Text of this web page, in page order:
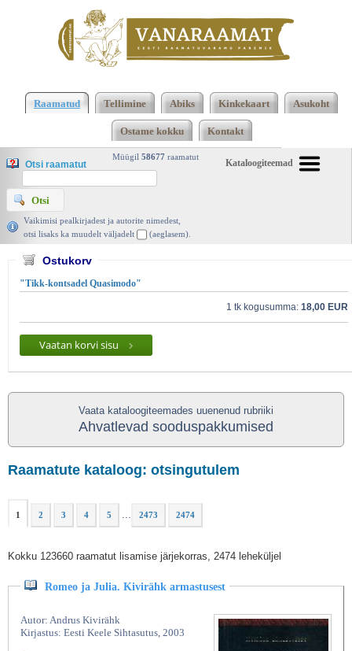
järjekorras, 2474 leheküljelKasutatud raamatud |
Vanaraamat. ee raamatupood
Raamatud Tellimine Abiks Kinkekaart Asukoht
Ostame kokku Kontakt
Kataloogiteemad
Müügil 58677 raamatut
Otsi raamatut
Vaikimisi pealkirjadest ja autorite nimedest,
otsi lisaks ka muudelt väljadelt
(aeglasem).
Ostukorv
"Tikk-kontsadel Quasimodo"
1 tk kogusumma: 18,00 EUR
Vaatan korvi sisu
Vaata kataloogiteemades uuenenud rubriiki
Ahvatlevad sooduspakkumised
Raamatute kataloog: otsingutulem
1 2 3 4 5 ... 2473 2474
Kokku 123660 raamatut lisamise järjekorras, 2474 leheküljel
Romeo ja Julia. Kivirähk armastusest
Autor: Andrus Kivirähk
Kirjastus: Eesti Keele Sihtasutus, 2003